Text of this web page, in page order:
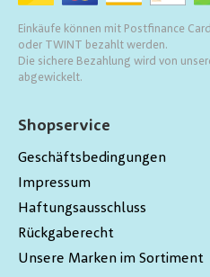
Shopservice
Geschäftsbedingungen
Impressum
Haftungsausschluss
Rückgaberecht
Unsere Marken im Sortiment
Einkäufe können mit Postfinance
oder TWINT bezahlt werden.
Die sichere Bezahlung wird von
abgewickelt.